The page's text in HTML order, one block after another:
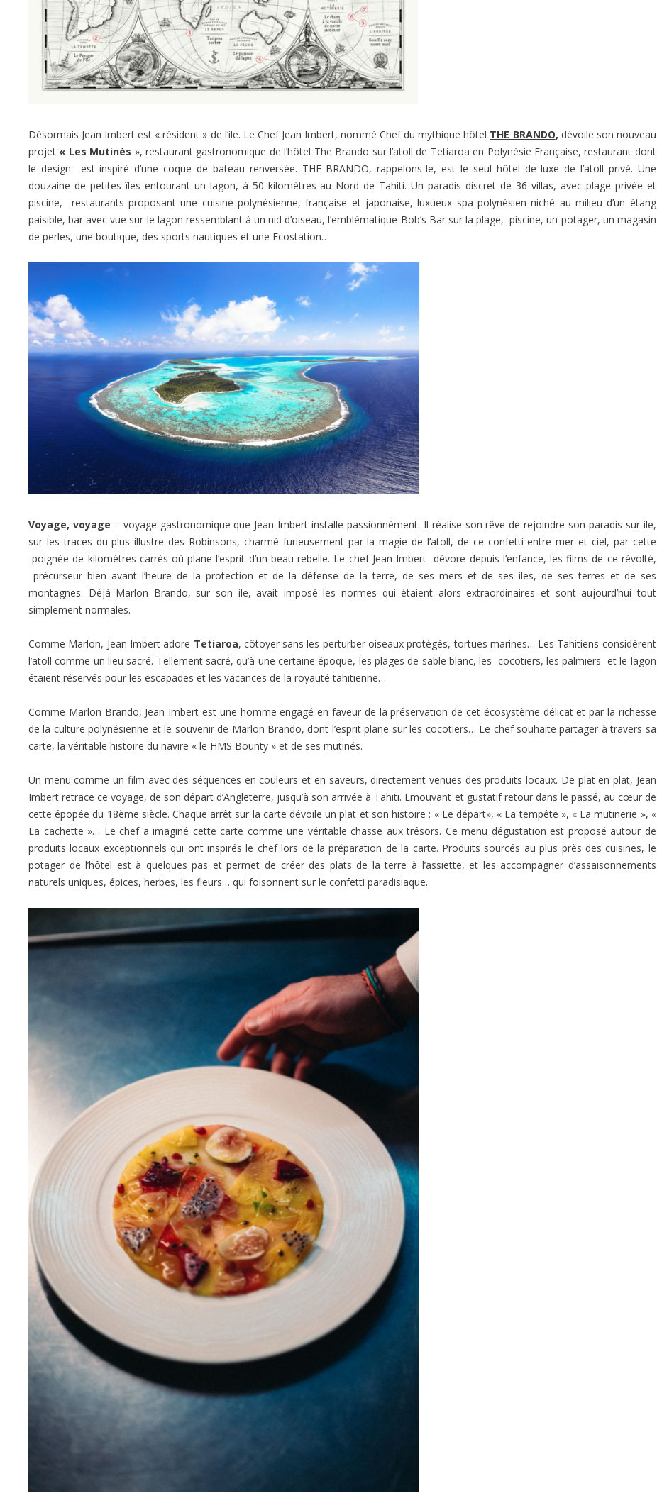
Désormais Jean Imbert est « résident » de l’ile. Le Chef Jean Imbert, nommé Chef du mythique hôtel THE BRANDO, dévoile son nouveau
projet « Les Mutinés », restaurant gastronomique de l’hôtel The Brando sur l’atoll de Tetiaroa en Polynésie Française, restaurant dont
le design est inspiré d’une coque de bateau renversée. THE BRANDO, rappelons-le, est le seul hôtel de luxe de l’atoll privé. Une
douzaine de petites îles entourant un lagon, à 50 kilomètres au Nord de Tahiti. Un paradis discret de 36 villas, avec plage privée et
piscine, restaurants proposant une cuisine polynésienne, française et japonaise, luxueux spa polynésien niché au milieu d’un étang
paisible, bar avec vue sur le lagon ressemblant à un nid d’oiseau, l’emblématique Bob’s Bar sur la plage, piscine, un potager, un magasin
de perles, une boutique, des sports nautiques et une Ecostation…
Voyage, voyage – voyage gastronomique que Jean Imbert installe passionnément. Il réalise son rêve de rejoindre son paradis sur ile,
sur les traces du plus illustre des Robinsons, charmé furieusement par la magie de l’atoll, de ce confetti entre mer et ciel, par cette
poignée de kilomètres carrés où plane l’esprit d’un beau rebelle. Le chef Jean Imbert dévore depuis l’enfance, les films de ce révolté,
précurseur bien avant l’heure de la protection et de la défense de la terre, de ses mers et de ses iles, de ses terres et de ses
montagnes. Déjà Marlon Brando, sur son ile, avait imposé les normes qui étaient alors extraordinaires et sont aujourd’hui tout
simplement normales.
Comme Marlon, Jean Imbert adore Tetiaroa, côtoyer sans les perturber oiseaux protégés, tortues marines… Les Tahitiens considèrent
l’atoll comme un lieu sacré. Tellement sacré, qu’à une certaine époque, les plages de sable blanc, les cocotiers, les palmiers et le lagon
étaient réservés pour les escapades et les vacances de la royauté tahitienne…
Comme Marlon Brando, Jean Imbert est une homme engagé en faveur de la préservation de cet écosystème délicat et par la richesse
de la culture polynésienne et le souvenir de Marlon Brando, dont l’esprit plane sur les cocotiers… Le chef souhaite partager à travers sa
carte, la véritable histoire du navire « le HMS Bounty » et de ses mutinés.
Un menu comme un film avec des séquences en couleurs et en saveurs, directement venues des produits locaux. De plat en plat, Jean
Imbert retrace ce voyage, de son départ d’Angleterre, jusqu’à son arrivée à Tahiti. Emouvant et gustatif retour dans le passé, au cœur de
cette épopée du 18ème siècle. Chaque arrêt sur la carte dévoile un plat et son histoire : « Le départ», « La tempête », « La mutinerie », «
La cachette »… Le chef a imaginé cette carte comme une véritable chasse aux trésors. Ce menu dégustation est proposé autour de
produits locaux exceptionnels qui ont inspirés le chef lors de la préparation de la carte. Produits sourcés au plus près des cuisines, le
potager de l’hôtel est à quelques pas et permet de créer des plats de la terre à l’assiette, et les accompagner d’assaisonnements
naturels uniques, épices, herbes, les fleurs… qui foisonnent sur le confetti paradisiaque.